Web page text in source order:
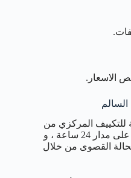
الاسعار.
للتكييف المركزي من
خلال فريق محترف، و تتوفر خدماتنا على مدار 24 ساعة ، و
القصوى من خلال